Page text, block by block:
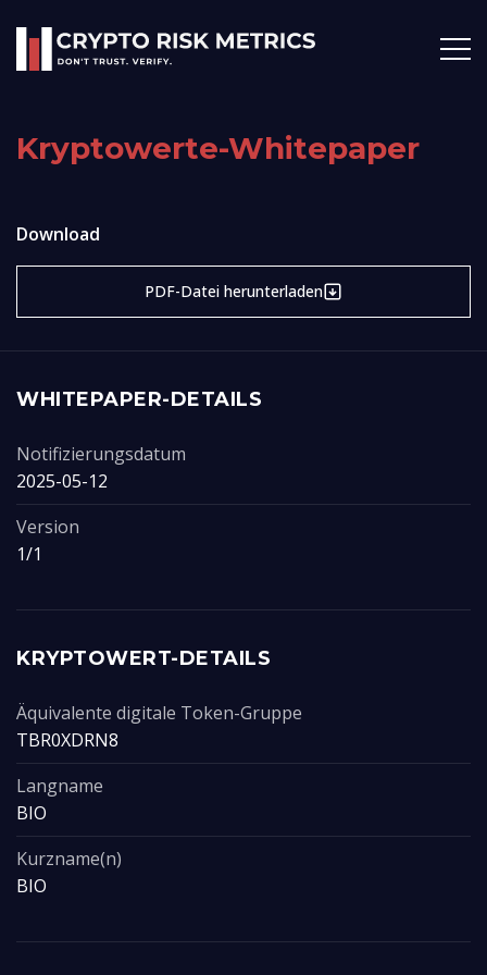
Kryptowerte-Whitepaper
Download
PDF-Datei herunterladen
WHITEPAPER-DETAILS
Notifizierungsdatum
2025-05-12
Version
1/1
KRYPTOWERT-DETAILS
Äquivalente digitale Token-Gruppe
TBR0XDRN8
Langname
BIO
Kurzname(n)
BIO